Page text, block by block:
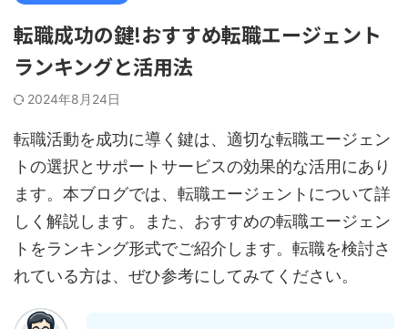
転職成功の鍵!おすすめ転職エージェント
ランキングと活用法
2024年8月24日
転職活動を成功に導く鍵は、適切な転職エージェン
トの選択とサポートサービスの効果的な活用にあり
ます。本ブログでは、転職エージェントについて詳
しく解説します。また、おすすめの転職エージェン
トをランキング形式でご紹介します。転職を検討さ
れている方は、ぜひ参考にしてみてください。